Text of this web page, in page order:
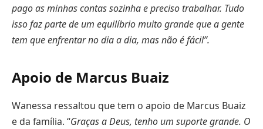
pago as minhas contas sozinha e preciso trabalhar. Tudo
isso faz parte de um equilíbrio muito grande que a gente
tem que enfrentar no dia a dia, mas não é fácil”.
Apoio de Marcus Buaiz
Wanessa ressaltou que tem o apoio de Marcus Buaiz
e da família. “Graças a Deus, tenho um suporte grande. O